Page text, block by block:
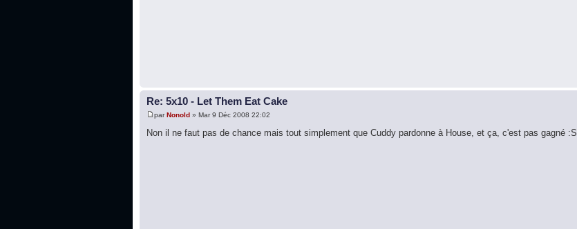
Re: 5x10 - Let Them Eat Cake
parNonold » Mar 9 Déc 2008 22:02
Non il ne faut pas de chance mais tout simplement que Cuddy pardonne à House, et ça, c'est pas gagné :S